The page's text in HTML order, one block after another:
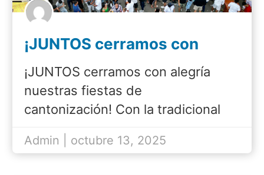
¡JUNTOS cerramos con
cantonización!
¡JUNTOS cerramos con alegría
nuestras fiestas de
cantonización! Con la tradicional
Admin | octubre 13, 2025